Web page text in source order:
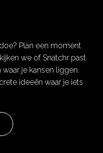
Plan een moment
we of Snatchr past
je kansen liggen.
ideeën waar je iets